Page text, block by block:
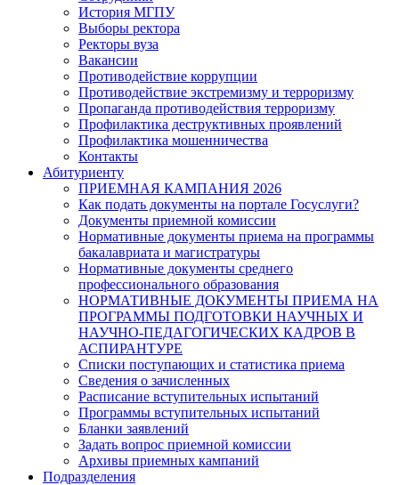
История МГПУ
Выборы ректора
Ректоры вуза
Вакансии
Противодействие коррупции
Противодействие экстремизму и терроризму
Пропаганда противодействия терроризму
Профилактика деструктивных проявлений
Профилактика мошенничества
Контакты
Абитуриенту
ПРИЕМНАЯ КАМПАНИЯ 2026
Как подать документы на портале Госуслуги?
Документы приемной комиссии
Нормативные документы приема на программы
бакалавриата и магистратуры
Нормативные документы среднего
профессионального образования
НОРМАТИВНЫЕ ДОКУМЕНТЫ ПРИЕМА НА
ПРОГРАММЫ ПОДГОТОВКИ НАУЧНЫХ И
НАУЧНО-ПЕДАГОГИЧЕСКИХ КАДРОВ В
АСПИРАНТУРЕ
Списки поступающих и статистика приема
Сведения о зачисленных
Расписание вступительных испытаний
Программы вступительных испытаний
Бланки заявлений
Задать вопрос приемной комиссии
Архивы приемных кампаний
Подразделения